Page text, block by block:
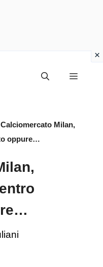
Menu
Calciomercato Milan,
oppure…